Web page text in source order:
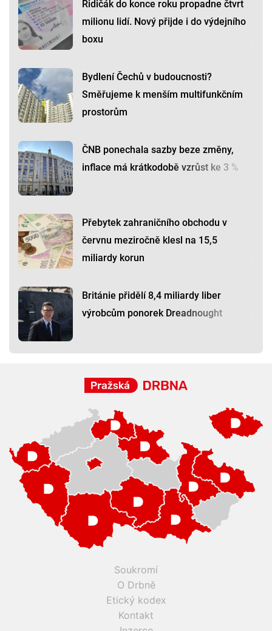
Řidičák do konce roku propadne čtvrt
milionu lidí. Nový přijde i do výdejního
boxu
Bydlení Čechů v budoucnosti?
Směřujeme k menším multifunkčním
prostorům
ČNB ponechala sazby beze změny,
inflace má krátkodobě vzrůst ke 3 %
Přebytek zahraničního obchodu v
červnu meziročně klesl na 15,5
miliardy korun
Británie přidělí 8,4 miliardy liber
výrobcům ponorek Dreadnought
Soukromí
O Drbně
Etický kodex
Kontakt